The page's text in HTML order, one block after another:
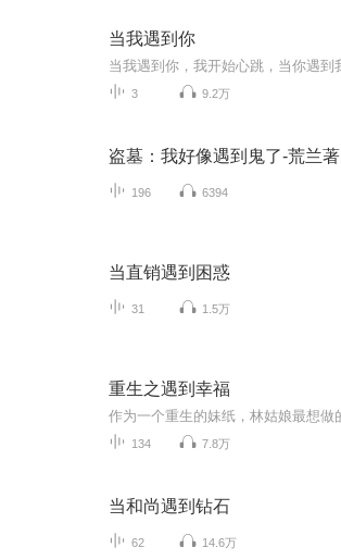
当我遇到你
3 9.2万
盗墓：我好像遇到鬼了-荒兰著
196 6394
当直销遇到困惑
31 1.5万
重生之遇到幸福
134 7.8万
当和尚遇到钻石
62 14.6万